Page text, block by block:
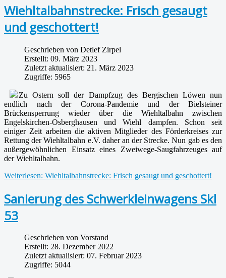
Wiehltalbahnstrecke: Frisch gesaugt
und geschottert!
Geschrieben von Detlef Zirpel
Erstellt: 09. März 2023
Zuletzt aktualisiert: 21. März 2023
Zugriffe: 5965
Zu Ostern soll der Dampfzug des Bergischen Löwen nun
endlich nach der Corona-Pandemie und der Bielsteiner
Brückensperrung wieder über die Wiehltalbahn zwischen
Engelskirchen-Osberghausen und Wiehl dampfen. Schon seit
einiger Zeit arbeiten die aktiven Mitglieder des Förderkreises zur
Rettung der Wiehltalbahn e.V. daher an der Strecke. Nun gab es den
außergewöhnlichen Einsatz eines Zweiwege-Saugfahrzeuges auf
der Wiehltalbahn.
Weiterlesen: Wiehltalbahnstrecke: Frisch gesaugt und geschottert!
Sanierung des Schwerkleinwagens Skl
53
Geschrieben von Vorstand
Erstellt: 28. Dezember 2022
Zuletzt aktualisiert: 07. Februar 2023
Zugriffe: 5044